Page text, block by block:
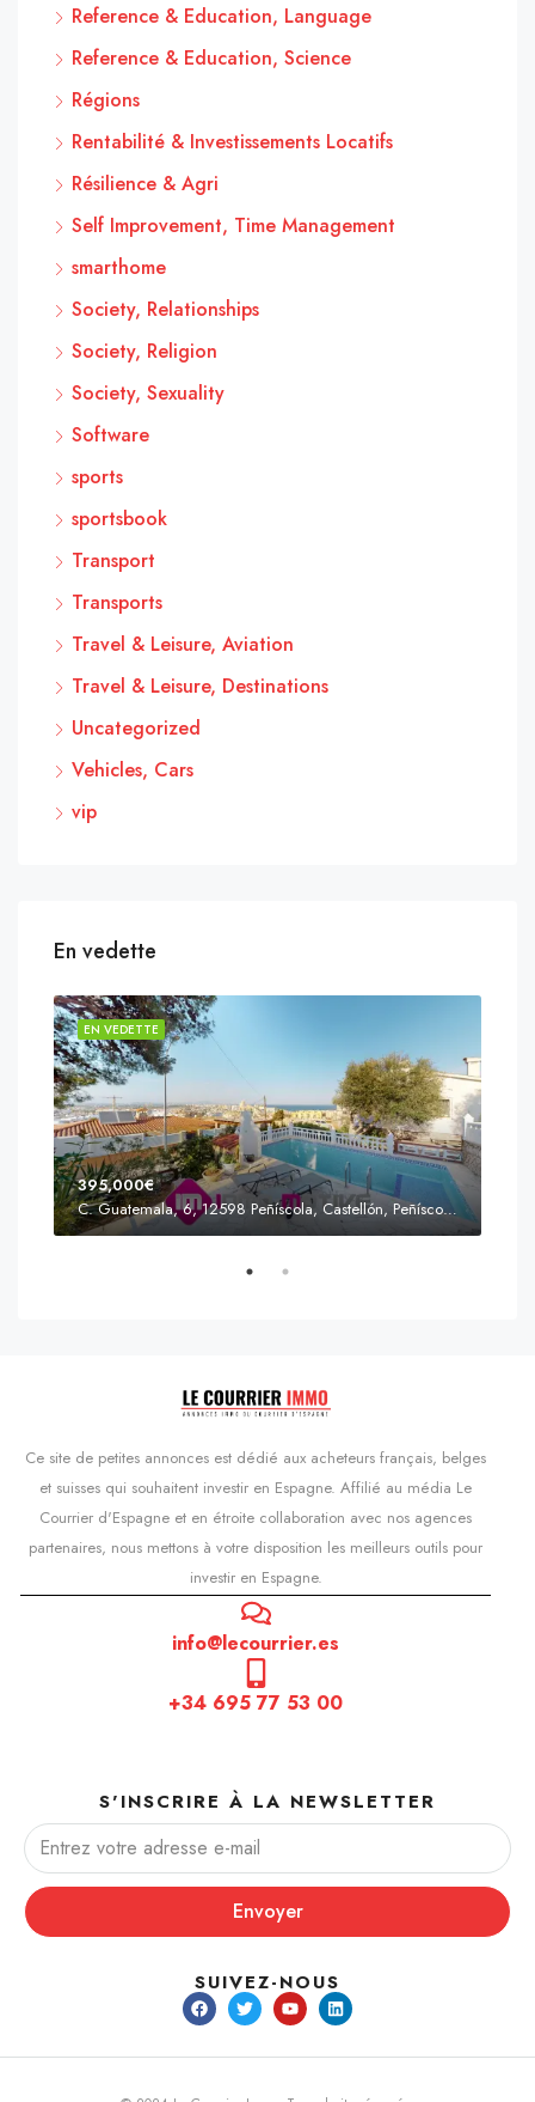
Reference & Education, Language
Reference & Education, Science
Régions
Rentabilité & Investissements Locatifs
Résilience & Agri
Self Improvement, Time Management
smarthome
Society, Relationships
Society, Religion
Society, Sexuality
Software
sports
sportsbook
Transport
Transports
Travel & Leisure, Aviation
Travel & Leisure, Destinations
Uncategorized
Vehicles, Cars
vip
En vedette
EN VEDETTE
395,000€
C. Guatemala, 6, 12598 Peñíscola, Castellón, Peñíscola, Communauté valencienne
Ce site de petites annonces est dédié aux acheteurs français, belges
et suisses qui souhaitent investir en Espagne. Affilié au média Le
Courrier d'Espagne et en étroite collaboration avec nos agences
partenaires, nous mettons à votre disposition les meilleurs outils pour
investir en Espagne.
info@lecourrier.es
+34 695 77 53 00
S'INSCRIRE À LA NEWSLETTER
Envoyer
SUIVEZ-NOUS